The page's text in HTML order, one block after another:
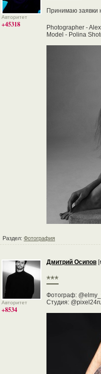
Авторитет
+45318
Принимаю заявки
Photographer -
Model - Polina
Раздел: Фотография
Авторитет
+8534
Дмитрий Осипов
***
Фотограф:
Студия: